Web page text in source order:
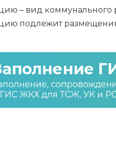
– вид коммунального
подлежит